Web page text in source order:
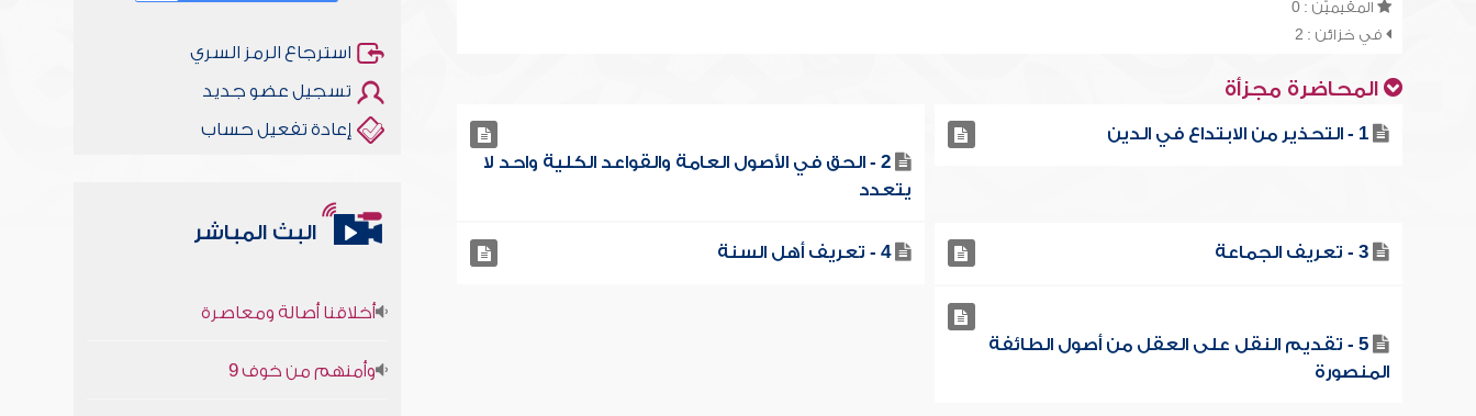
المقيميّن : 0
في خزائن : 2
المحاضرة مجزأة
1 - التحذير من الابتداع في الدين
2 - الحق في الأصول العامة والقواعد الكلية واحد لا
يتعدد
3 - تعريف الجماعة 4 - تعريف أهل السنة
5 - تقديم النقل على العقل من أصول الطائفة
المنصورة
استرجاع الرمز السري
تسجيل عضو جديد
إعادة تفعيل حساب
البث المباشر